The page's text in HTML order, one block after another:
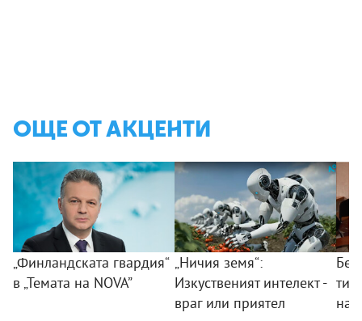
ОЩЕ ОТ АКЦЕНТИ
„Финландската гвардия“
в „Темата на NOVA”
„Ничия земя“:
Изкуственият интелект -
враг или приятел
на